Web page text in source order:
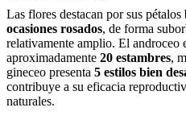
Las flores destacan por sus pétalos
ocasiones rosados, de forma
relativamente amplio. El androceo
aproximadamente 20 estambres,
gineceo presenta 5 estilos bien
contribuye a su eficacia
naturales.